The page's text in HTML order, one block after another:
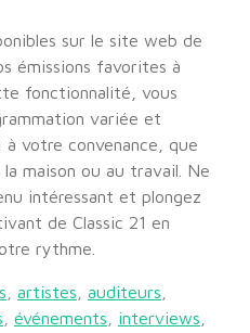
sur le site web de
émissions favorites à
fonctionnalité, vous
variée et
à votre convenance, que
maison ou au travail. Ne
intéressant et plongez
de Classic 21 en
rythme.
artistes auditeurs
événements interviews